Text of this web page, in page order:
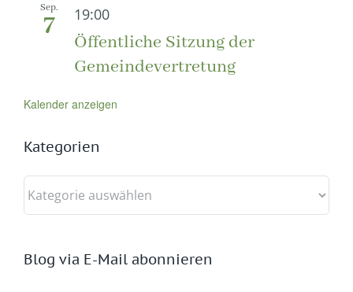
Sep.
7 19:00
Öffentliche Sitzung der
Gemeindevertretung
Kalender anzeigen
Kategorien
Kategorien
Blog via E-Mail abonnieren